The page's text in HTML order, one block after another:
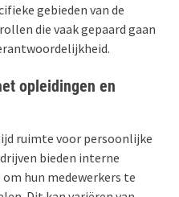
gebieden van de
die vaak gepaard gaan
opleidingen en
ruimte voor persoonlijke
bieden interne
hun medewerkers te